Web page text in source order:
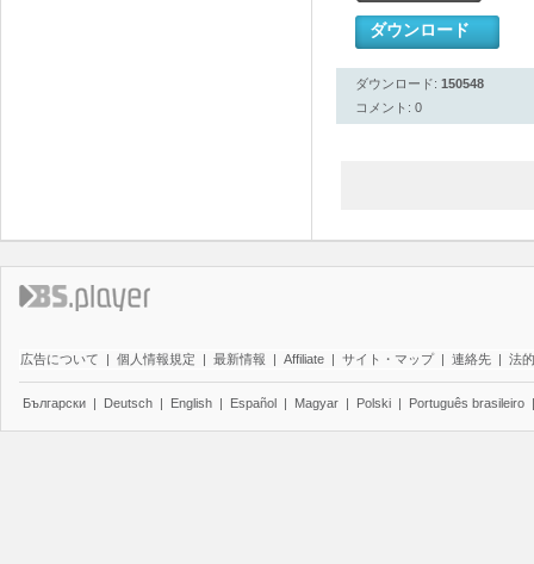
ダウンロード
ダウンロード: 150548
コメント: 0
広告について | 個人情報規定 | 最新情報 | Affiliate | サイト・マップ | 連絡先 | 法
Български | Deutsch | English | Español | Magyar | Polski | Português brasileiro